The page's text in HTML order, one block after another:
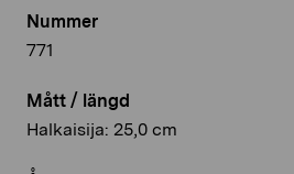
Nummer
771
Mått / längd
Halkaisija: 25,0 cm